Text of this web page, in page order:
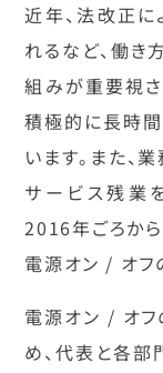
近年、法改正
れるなど、働き
組みが重要視さ
積極的に長時
います。また、
サービス残業
2016年ごろか
電源オン / オフ
電源オン / オフ
め、代表と各部